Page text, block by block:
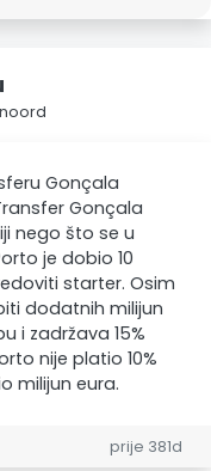
Gonçala
Gonçala
nego što se u
je dobio 10
starter. Osim
dodatnih milijun
i zadržava 15%
nije platio 10%
milijun eura.
prije 381d